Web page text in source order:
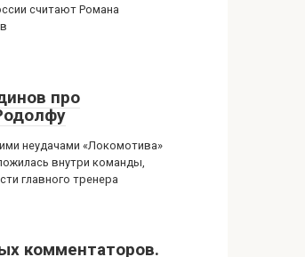
считают Романа
про
неудачами «Локомотива»
внутри команды,
главного тренера
комментаторов.